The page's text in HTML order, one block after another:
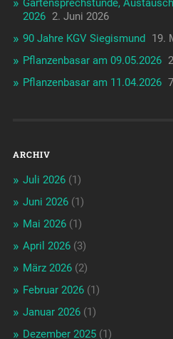
Gartensprechstunde,
2026 2. Juni 2026
90 Jahre KGV Siegismund 19.
Pflanzenbasar am 09.05.2026
Pflanzenbasar am 11.04.2026
ARCHIV
Juli 2026(1)
Juni 2026(1)
Mai 2026(1)
April 2026(3)
März 2026(2)
Februar 2026(1)
Januar 2026(1)
Dezember 2025(1)